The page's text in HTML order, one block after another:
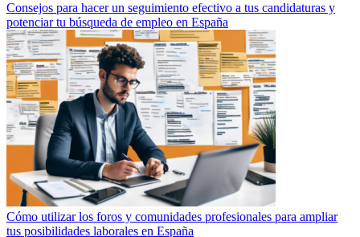
Consejos para hacer un seguimiento efectivo a tus candidaturas y
potenciar tu búsqueda de empleo en España
Cómo utilizar los foros y comunidades profesionales para ampliar
tus posibilidades laborales en España